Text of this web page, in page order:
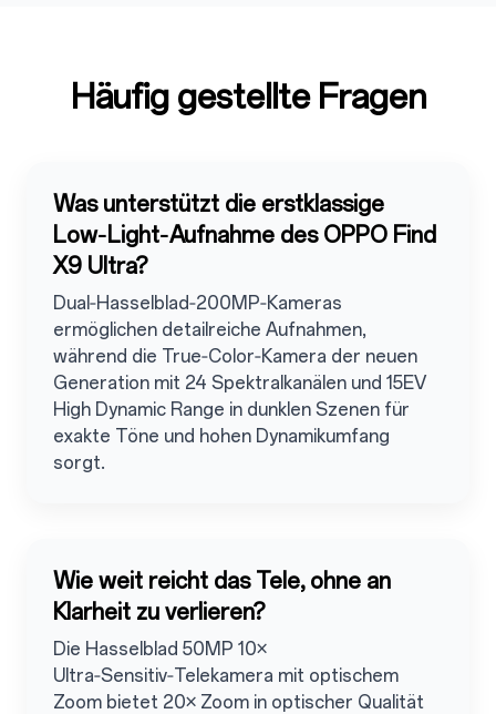
Häufig gestellte Fragen
Was unterstützt die erstklassige
Low‑Light‑Aufnahme des OPPO Find
X9 Ultra?
Dual‑Hasselblad‑200MP‑Kameras
ermöglichen detailreiche Aufnahmen,
während die True‑Color‑Kamera der neuen
Generation mit 24 Spektralkanälen und 15EV
High Dynamic Range in dunklen Szenen für
exakte Töne und hohen Dynamikumfang
sorgt.
Wie weit reicht das Tele, ohne an
Klarheit zu verlieren?
Die Hasselblad 50MP 10×
Ultra‑Sensitiv‑Telekamera mit optischem
Zoom bietet 20× Zoom in optischer Qualität